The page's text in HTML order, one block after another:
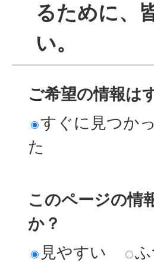
るために、
い。
ご希望の情報は
すぐに見つか
た
このページの情
か？
見やすい
ふ